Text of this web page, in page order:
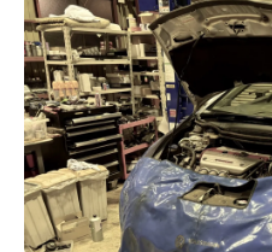
アウディ・フォル
技術力
ホンダ車を安心し
地域に密着したサ
長期的な信頼関係
地元の整備工場が